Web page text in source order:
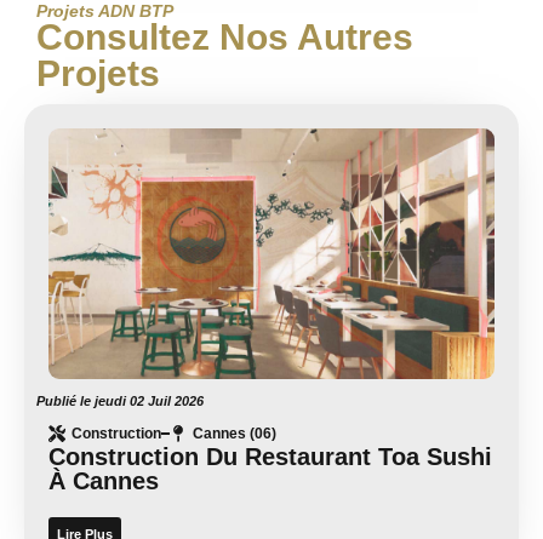
Projets ADN BTP
Consultez Nos Autres
Projets
Publié le jeudi 02 Juil 2026
Construction Cannes (06)
Construction Du Restaurant Toa Sushi
À Cannes
Lire Plus